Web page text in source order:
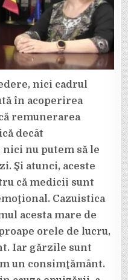
nici cadrul
în acoperirea
remunerarea
decât
nu putem să le
Şi atunci, aceste
că medicii sunt
Cazuistica
acesta mare de
orele de lucru,
Iar gărzile sunt
un consimţământ.